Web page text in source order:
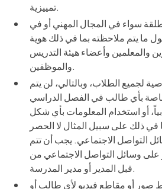
تمييزية.
سواء في المجال المهني أو في
ما يتم ملاحظته بما في ذلك هوية
والمعلمين وأعضاء هيئة التدريس
والموظفين.
لجميع الطلاب، وبالتالي، لن يتم
بأي طالب في الفصل الدراسي
أو استخدام المعلومات بأي شكل
في ذلك على سبيل المثال لا الحصر
التواصل الاجتماعي. يجب أن تتم
على وسائل التواصل الاجتماعي من
قبل المدير أو مدير المدرسة.
صور أو مقاطع فيديو لأي طالب أو